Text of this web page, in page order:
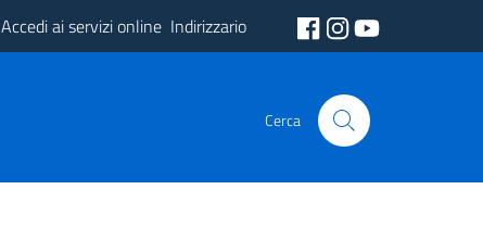
Accedi ai servizi online Indirizzario
Cerca